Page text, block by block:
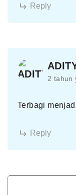
Reply
2 tahun
Terbagi
Reply